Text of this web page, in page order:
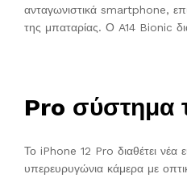
ανταγωνιστικά smartphone,
της μπαταρίας. Ο A14 Bionic
Pro σύστημα
Το iPhone 12 Pro διαθέτει νέα
υπερευρυγώνια κάμερα με